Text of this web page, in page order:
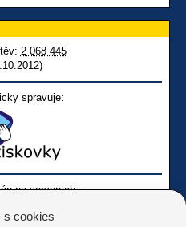
2 068 445
spravuje:
na serverech:
s cookies